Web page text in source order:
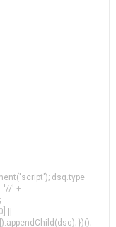
dsq.type
'//' +
||
})();